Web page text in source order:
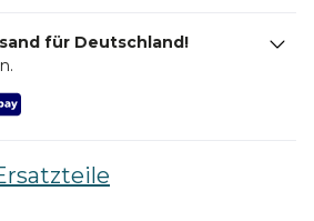
für Deutschland!